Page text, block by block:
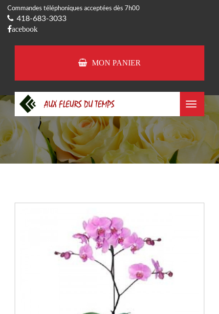
Commandes téléphoniques acceptées dès 7h00
418-683-3033
acebook
MON PANIER
Toggle